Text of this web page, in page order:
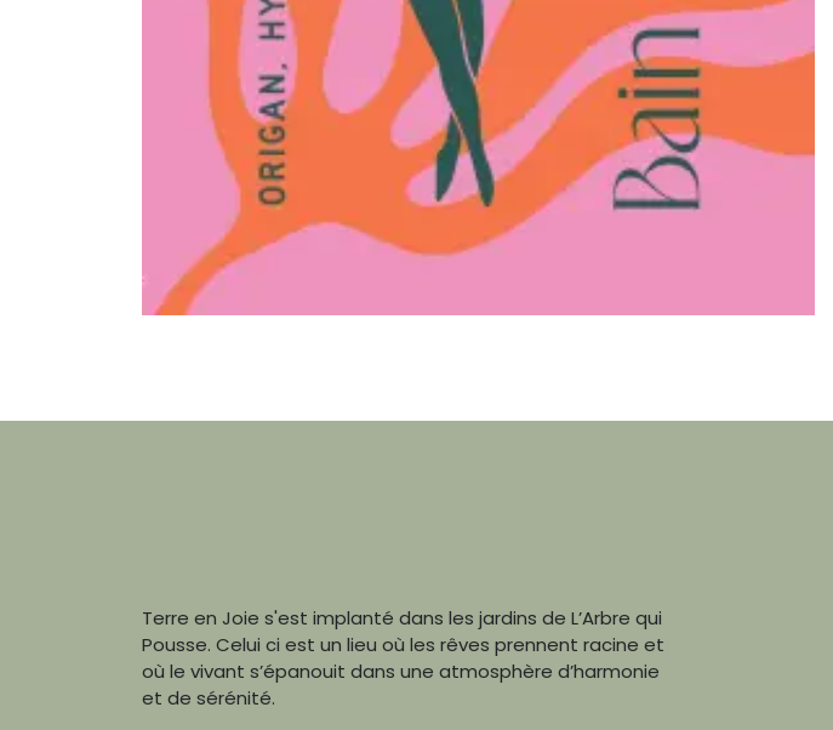
Terre en Joie s'est implanté dans les jardins de L’Arbre qui
Pousse. Celui ci est un lieu où les rêves prennent racine et
où le vivant s’épanouit dans une atmosphère d’harmonie
et de sérénité.